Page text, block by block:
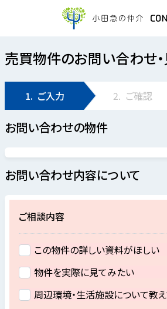
売買物件のお問い合わせ
1. ご入力 2. ご確認
お問い合わせの物件
お問い合わせ内容について
ご相談内容
この物件の詳しい資料がほしい
物件を実際に見てみたい
周辺環境・生活施設について教